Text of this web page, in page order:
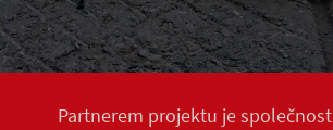
Partnerem projektu je společnost